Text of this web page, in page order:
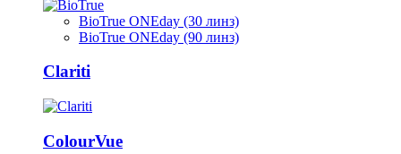
BioTrue ONEday (30 линз)
BioTrue ONEday (90 линз)
Clariti
ColourVue